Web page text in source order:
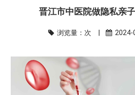
晋江市中医院做隐私亲
浏览量： 次 | 2024-